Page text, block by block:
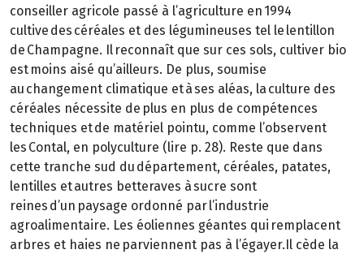
conseiller agricole passé à l’agriculture en 1994
cultive des céréales et des légumineuses tel le lentillon
de Champagne. Il reconnaît que sur ces sols, cultiver bio
est moins aisé qu’ailleurs. De plus, soumise
au changement climatique et à ses aléas, la culture des
céréales nécessite de plus en plus de compétences
techniques et de matériel pointu, comme l’observent
les Contal, en polyculture (lire p. 28). Reste que dans
cette tranche sud du département, céréales, patates,
lentilles et autres betteraves à sucre sont
reines d’un paysage ordonné par l’industrie
agroalimentaire. Les éoliennes géantes qui remplacent
arbres et haies ne parviennent pas à l’égayer.Il cède la